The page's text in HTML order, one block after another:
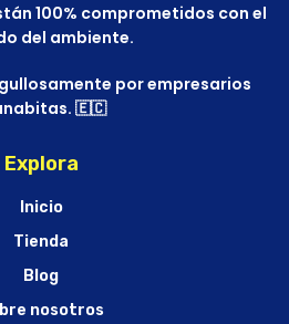
100% comprometidos con el
del ambiente.
por empresarios
🇪🇨
Explora
Inicio
Tienda
Blog
nosotros